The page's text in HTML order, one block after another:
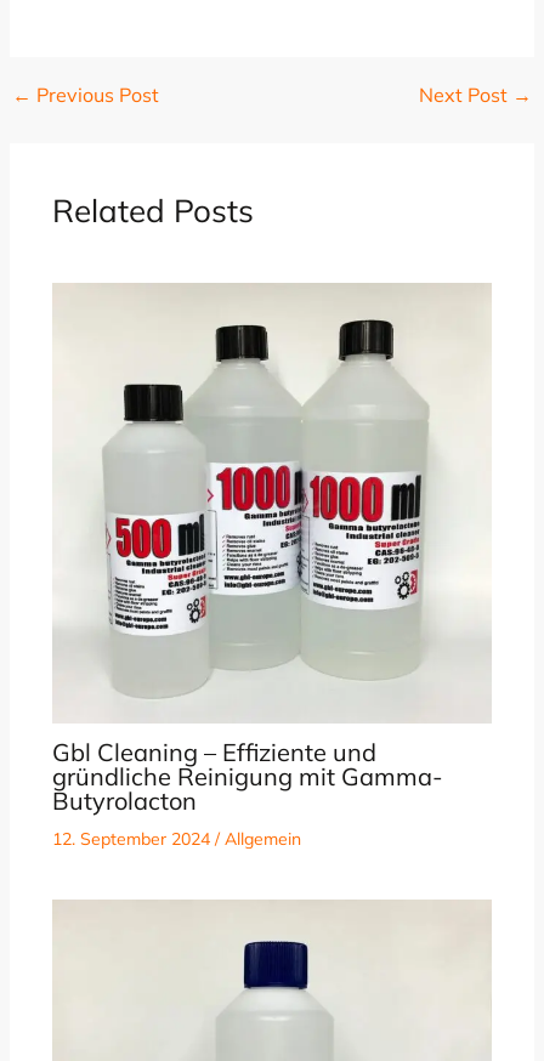
← Previous Post Next Post →
Related Posts
Gbl Cleaning – Effiziente und
gründliche Reinigung mit Gamma-
Butyrolacton
12. September 2024 /Allgemein